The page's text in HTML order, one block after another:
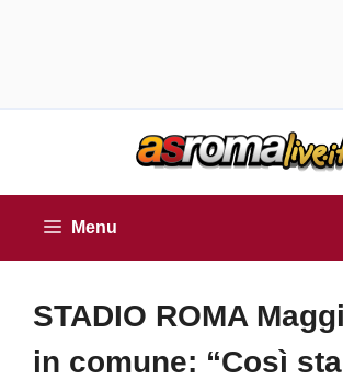
Menu
STADIO ROMA
in comune: “Così